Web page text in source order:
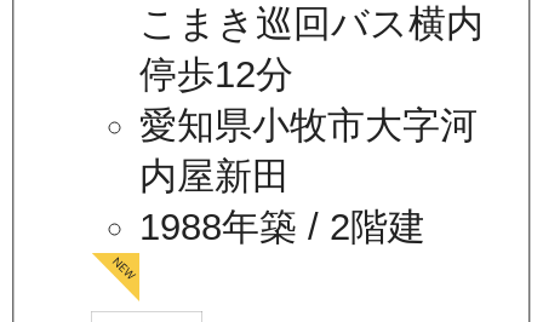
こまき巡回バス横内
停歩12分
愛知県小牧市大字河
内屋新田
1988年築 / 2階建